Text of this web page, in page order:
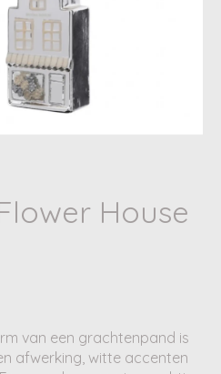
House
van een grachtenpand is
afwerking, witte accenten